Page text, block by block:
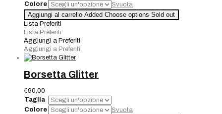
Colore
Svuota
Collana
Perle
Ovali
11
mm
quantità
Aggiungi al carrello Added Choose options Sold out
Lista Preferiti
Lista Preferiti
Aggiungi a Preferiti
Aggiungi a Preferiti
Borsetta Glitter
€90,00
Taglia
Colore
Svuota